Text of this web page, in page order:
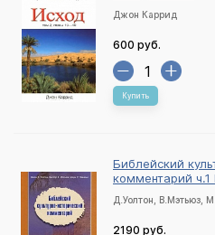
Джон Каррид
600 руб.
Купить
Библейский
комментарий ч.1
Д.Уолтон, В.Мэтьюз,
2190 руб.